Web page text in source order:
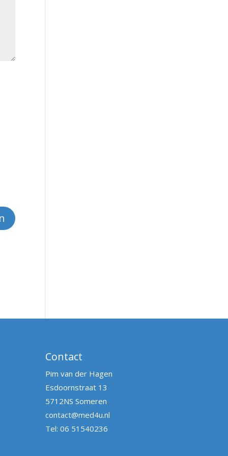
Contact
Pim van der Hagen
Esdoornstraat 13
5712NS Someren
contact@med4u.nl
Tel: 06 51540236